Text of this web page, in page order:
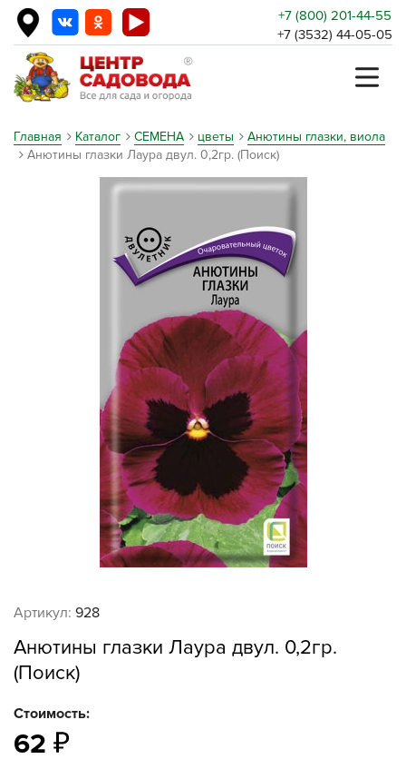
+7 (800) 201-44-55
+7 (3532) 44-05-05
Главная Каталог СЕМЕНА цветы
Анютины глазки, виола
Анютины глазки Лаура двул. 0,2гр. (Поиск)
Артикул: 928
Анютины глазки Лаура двул. 0,2гр.
(Поиск)
Стоимость:
62